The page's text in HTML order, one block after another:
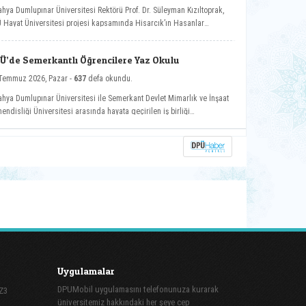
Dumlupınar Üniversitesi Rektörü Prof. Dr. Süleyman Kızıltoprak,
Hayat Üniversitesi projesi kapsamında Hisarcık’ın Hasanlar
Semerkantlı Öğrencilere Yaz Okulu
2026, Pazar - 637 defa okundu.
Dumlupınar Üniversitesi ile Semerkant Devlet Mimarlık ve İnşaat
Üniversitesi arasında hayata geçirilen iş birliği
Uygulamalar
DPUMobil uygulamasını telefonunuza kurarak
üniversitemiz hakkındaki her şeye cep